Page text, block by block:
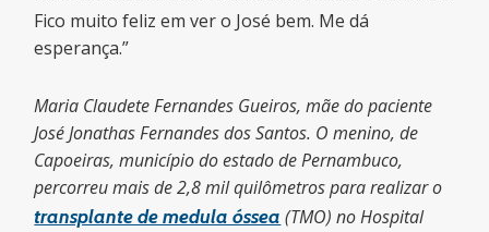
Fico muito feliz em ver o José bem. Me dá
esperança.”
Maria Claudete Fernandes Gueiros, mãe do paciente
José Jonathas Fernandes dos Santos. O menino, de
Capoeiras, município do estado de Pernambuco,
percorreu mais de 2,8 mil quilômetros para realizar o
transplante de medula óssea (TMO) no Hospital